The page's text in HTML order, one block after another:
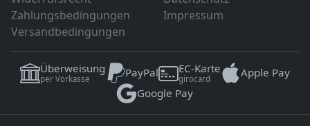
Zahlungsbedingungen
Versandbedingungen
Impressum
Überweisung
per Vorkasse PayPal EC-Karte
girocard
Apple Pay
Google Pay